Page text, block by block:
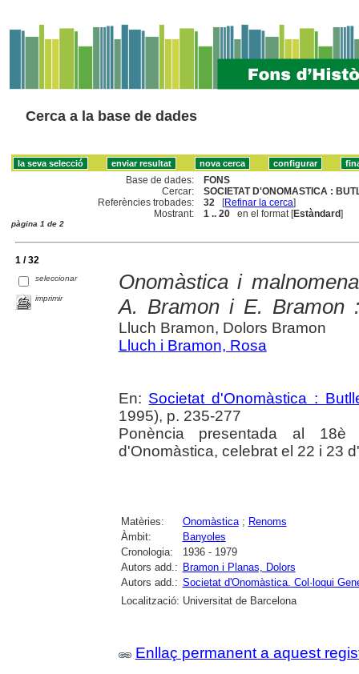
Cerca a la base de dades
Base de dades:
FONS
Cercar:
SOCIETAT D'ONOMASTICA :
Referències trobades:
32 [Refinar la cerca]
Mostrant:
1 .. 20 en el format [Estàndard]
pàgina 1 de 2
1 / 32
seleccionar
imprimir
Onomàstica i
A. Bramon i E. Bramon
Lluch Bramon, Dolors Bramon
Lluch i Bramon, Rosa
En: Societat d'Onomàstica :
1995), p. 235-277
Ponència presentada al
d'Onomàstica, celebrat el 22 i 23
Matèries: Onomàstica; Renoms
Àmbit:
Banyoles
Cronologia:
1936 - 1979
Autors add.: Bramon i Planas, Dolors
Autors add.: Societat d'Onomàstica. Col·loqui
Localització: Universitat de Barcelona
Enllaç permanent a aquest